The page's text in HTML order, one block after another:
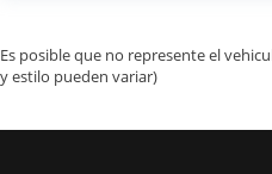
Es posible que no represente el
y estilo pueden variar)